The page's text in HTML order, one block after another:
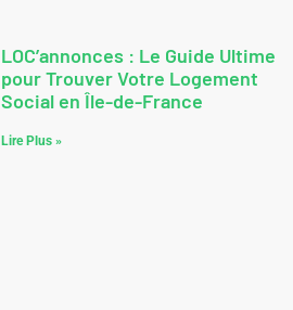
LOC’annonces : Le Guide Ultime
pour Trouver Votre Logement
Social en Île-de-France
Lire Plus »